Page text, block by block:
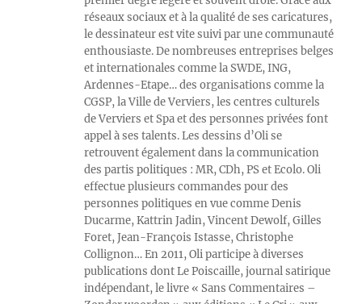
réseaux sociaux et à la qualité de ses caricatures,
le dessinateur est vite suivi par une communauté
enthousiaste. De nombreuses entreprises belges
et internationales comme la SWDE, ING,
Ardennes-Etape… des organisations comme la
CGSP, la Ville de Verviers, les centres culturels
de Verviers et Spa et des personnes privées font
appel à ses talents. Les dessins d’Oli se
retrouvent également dans la communication
des partis politiques : MR, CDh, PS et Ecolo. Oli
effectue plusieurs commandes pour des
personnes politiques en vue comme Denis
Ducarme, Kattrin Jadin, Vincent Dewolf, Gilles
Foret, Jean-François Istasse, Christophe
Collignon… En 2011, Oli participe à diverses
publications dont Le Poiscaille, journal satirique
indépendant, le livre « Sans Commentaires –